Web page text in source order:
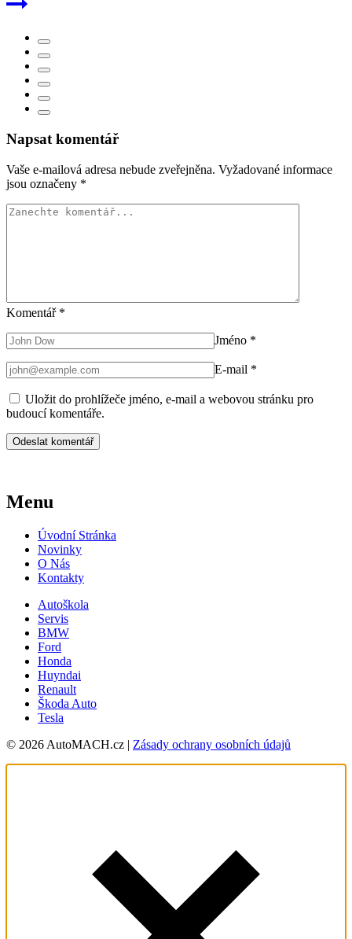
Napsat komentář
Vaše e-mailová adresa nebude zveřejněna. Vyžadované informace
jsou označeny *
Komentář *
Jméno *
E-mail *
Uložit do prohlížeče jméno, e-mail a webovou stránku pro
budoucí komentáře.
Menu
Úvodní Stránka
Novinky
O Nás
Kontakty
Autoškola
Servis
BMW
Ford
Honda
Huyndai
Renault
Škoda Auto
Tesla
© 2026 AutoMACH.cz | Zásady ochrany osobních údajů